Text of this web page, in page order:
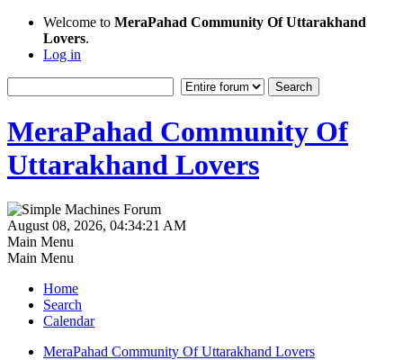
Welcome to MeraPahad Community Of Uttarakhand
Lovers.
Log in
MeraPahad Community Of
Uttarakhand Lovers
August 08, 2026, 04:34:21 AM
Main Menu
Main Menu
Home
Search
Calendar
MeraPahad Community Of Uttarakhand Lovers